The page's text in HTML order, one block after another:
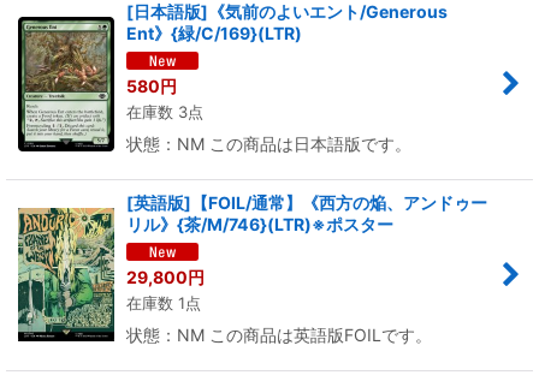
[日本語版]《気前のよいエント/Generous
Ent》{緑/C/169}(LTR)
580円
在庫数 3点
状態：NM この商品は日本語版です。
[英語版]【FOIL/通常】《西方の焔、アンドゥー
リル》{茶/M/746}(LTR)※ポスター
29,800円
在庫数 1点
状態：NM この商品は英語版FOILです。